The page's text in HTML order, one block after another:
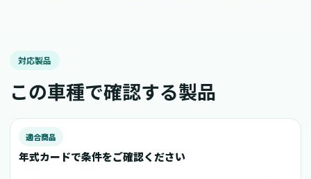
対応製品
この車種で確認する製品
適合商品
年式カードで条件をご確認ください